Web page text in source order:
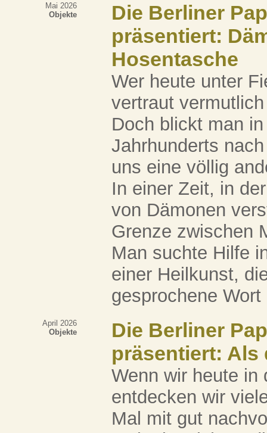
Mai 2026
Objekte
Die Berliner
präsentiert:
Hosentasche
Wer heute unter
vertraut
Doch blickt man
Jahrhunderts
uns eine völlig
In einer Zeit, in
von Dämonen
Grenze zwischen
Man suchte Hilfe
einer Heilkunst,
gesprochene
April 2026
Objekte
Die Berliner
präsentiert: Als
Wenn wir heute in
entdecken wir
Mal mit gut